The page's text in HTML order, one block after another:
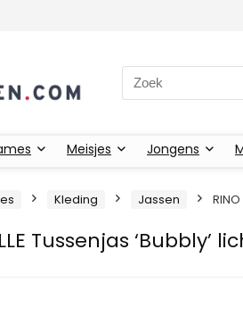
Zoeken naar:
Meisjes Jongens
Kleding Jassen
Tussenjas ‘Bubbly’